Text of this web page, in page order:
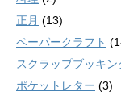
正月 (13)
ペーパークラフト
スクラップブッキン
ポケットレター (3)